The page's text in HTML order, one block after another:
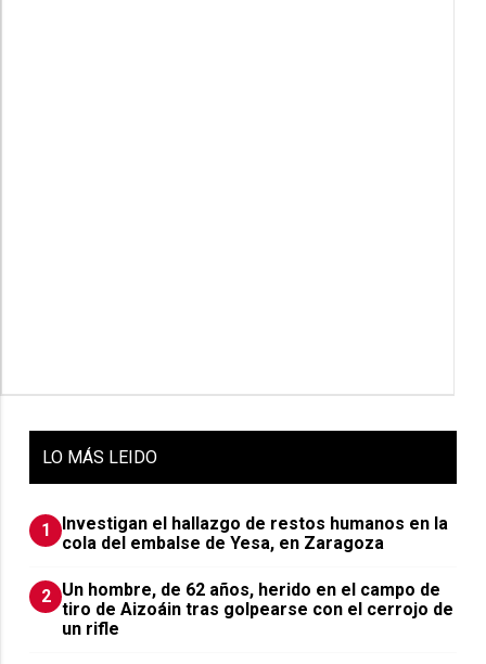
LO MÁS LEIDO
1
Investigan el hallazgo de restos humanos en la
cola del embalse de Yesa, en Zaragoza
2 Un hombre, de 62 años, herido en el campo de
tiro de Aizoáin tras golpearse con el cerrojo de
un rifle